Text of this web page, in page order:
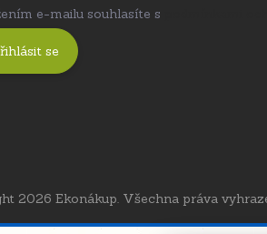
e-mailu souhlasíte s
se
2026 Ekonákup . Všechna práva